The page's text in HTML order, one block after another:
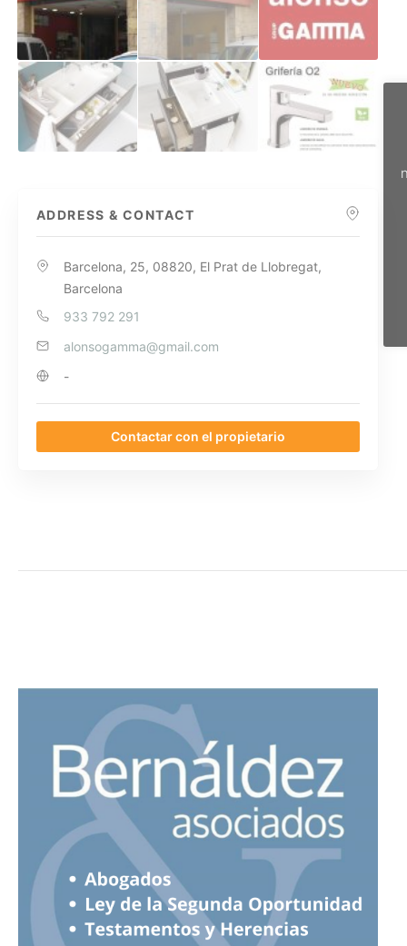
ADDRESS & CONTACT
Barcelona, 25, 08820, El Prat de Llobregat,
Barcelona
933 792 291
alonsogamma@gmail.com
-
Contactar con el propietario